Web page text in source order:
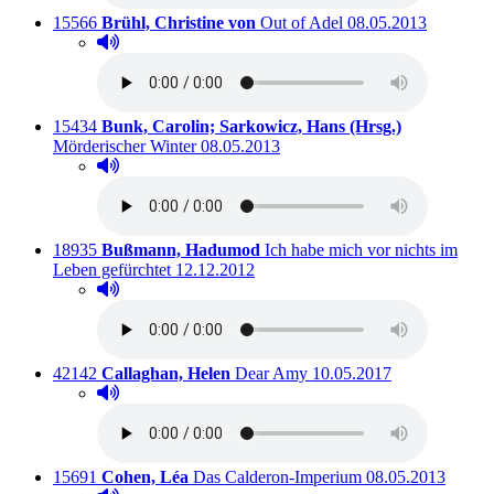
Titelnummer:
15566 von
Brühl, Christine von Out of Adel Ausleihbar seit dem
08.05.2013
Hörprobe abspielen
Hörprobe von Out of Adel
Titelnummer:
15434 von
Bunk, Carolin; Sarkowicz, Hans (Hrsg.):
Mörderischer Winter Ausleihbar seit dem
08.05.2013
Hörprobe abspielen
Hörprobe von Mörderischer Winter
Titelnummer:
18935 von
Bußmann, Hadumod Ich habe mich vor nichts im
Leben gefürchtet Ausleihbar seit dem
12.12.2012
Hörprobe abspielen
Hörprobe von Ich habe mich vor nichts im Leben
Titelnummer:
42142 von
Callaghan, Helen Dear Amy Ausleihbar seit dem
10.05.2017
Hörprobe abspielen
Hörprobe von Dear Amy
Titelnummer:
15691 von
Cohen, Léa Das Calderon-Imperium Ausleihbar seit
08.05.2013